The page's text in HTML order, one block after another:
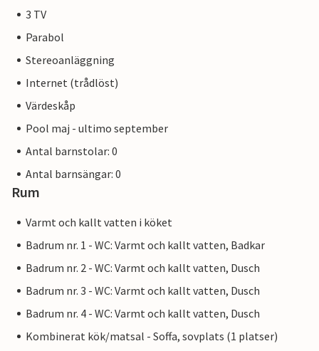
3 TV
Parabol
Stereoanläggning
Internet (trådlöst)
Värdeskåp
Pool maj - ultimo september
Antal barnstolar: 0
Antal barnsängar: 0
Rum
Varmt och kallt vatten i köket
Badrum nr. 1 - WC: Varmt och kallt vatten, Badkar
Badrum nr. 2 - WC: Varmt och kallt vatten, Dusch
Badrum nr. 3 - WC: Varmt och kallt vatten, Dusch
Badrum nr. 4 - WC: Varmt och kallt vatten, Dusch
Kombinerat kök/matsal - Soffa, sovplats (1 platser)